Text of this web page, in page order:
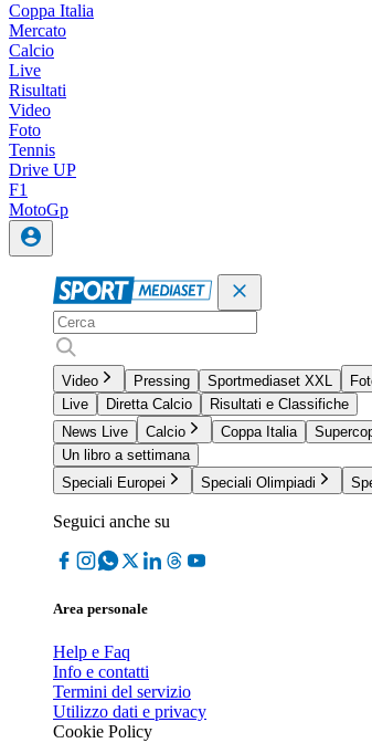
Coppa Italia
Mercato
Calcio
Live
Risultati
Video
Foto
Tennis
Drive UP
F1
MotoGp
Video Pressing Sportmediaset XXL
Live
Diretta Calcio
Risultati e Classifiche
News Live
Calcio Coppa Italia
Un libro a settimana
Speciali Europei
Speciali Olimpiadi
Seguici anche su
Area personale
Help e Faq
Info e contatti
Termini del servizio
Utilizzo dati e privacy
Cookie Policy